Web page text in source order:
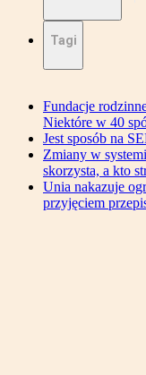
Tagi
Fundacje
Niektóre w 40
Jest sposób na
Zmiany w
skorzysta, a kto
Unia nakazuje
przyjęciem